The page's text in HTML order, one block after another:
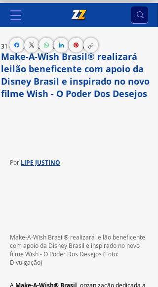
Make-A-Wish Brasil® realizará
leilão beneficente com apoio da
Disney Brasil e inspirado no novo
filme Wish - O Poder Dos Desejos
31 de jan. de 2024 2 min de leitura
Por LIPE JUSTINO
Make-A-Wish Brasil® realizará leilão beneficente
com apoio da Disney Brasil e inspirado no novo
filme Wish - O Poder Dos Desejos (Foto:
Divulgação)
A Make-A-Wish® Brasil , organização dedicada a